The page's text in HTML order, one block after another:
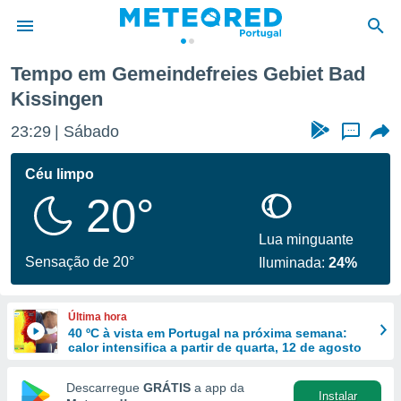
da
foi
para
e
forma
Tempo em Gemeindefreies Gebiet Bad
Kissingen
23:29 Sábado ...
Céu limpo
20°
Sensação de 20°
Lua minguante
Iluminada:24%
Última hora
40 ºC à vista em Portugal na próxima semana:
calor intensifica a partir de quarta, 12 de agosto
Descarregue GRÁTIS a app da
Instalar